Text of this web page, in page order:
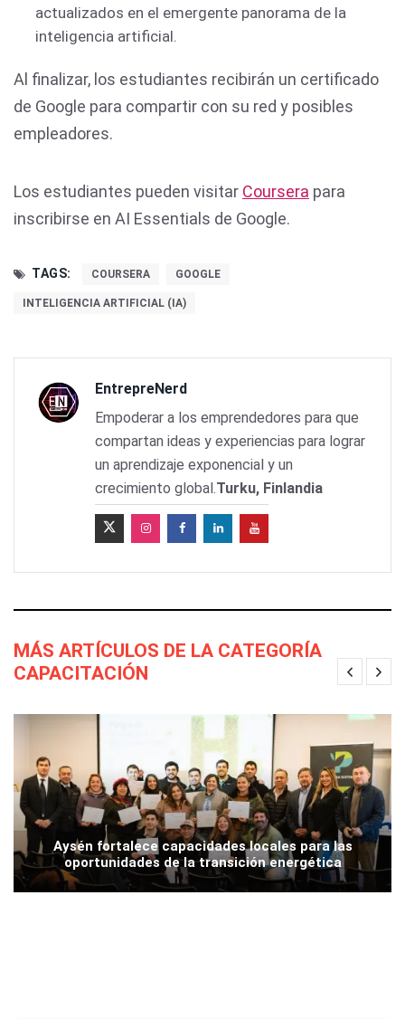
actualizados en el emergente panorama de la
inteligencia artificial.
Al finalizar, los estudiantes recibirán un certificado
de Google para compartir con su red y posibles
empleadores.
Los estudiantes pueden visitar Coursera para
inscribirse en AI Essentials de Google.
TAGS: COURSERA GOOGLE
INTELIGENCIA ARTIFICIAL (IA)
EntrepreNerd
Empoderar a los emprendedores para que
compartan ideas y experiencias para lograr
un aprendizaje exponencial y un
crecimiento global.Turku, Finlandia
MÁS ARTÍCULOS DE LA CATEGORÍA
CAPACITACIÓN
Aysén fortalece capacidades locales para las
oportunidades de la transición energética